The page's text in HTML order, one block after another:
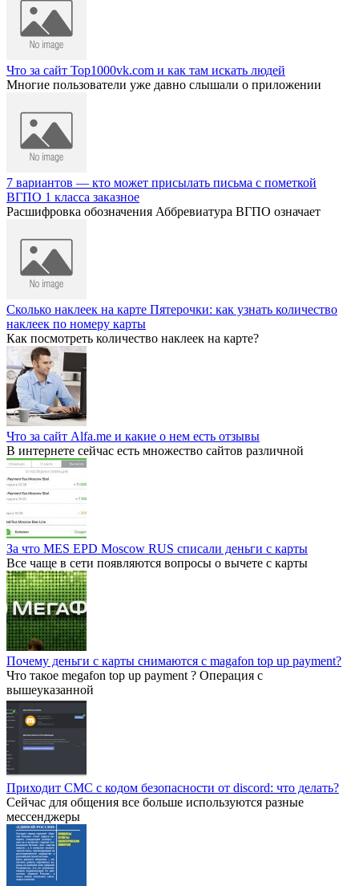
Что за сайт Top1000vk.com и как там искать людей
Многие пользователи уже давно слышали о приложении
7 вариантов — кто может присылать письма с пометкой
ВГПО 1 класса заказное
Расшифровка обозначения Аббревиатура ВГПО означает
Сколько наклеек на карте Пятерочки: как узнать количество
наклеек по номеру карты
Как посмотреть количество наклеек на карте?
Что за сайт Alfa.me и какие о нем есть отзывы
В интернете сейчас есть множество сайтов различной
За что MES EPD Moscow RUS списали деньги с карты
Все чаще в сети появляются вопросы о вычете с карты
Почему деньги с карты снимаются с magafon top up payment?
Что такое megafon top up payment ? Операция с
вышеуказанной
Приходит СМС с кодом безопасности от discord: что делать?
Сейчас для общения все больше используются разные
мессенджеры